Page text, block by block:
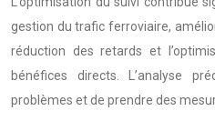
gestion du trafic ferroviaire,
réduction des retards et
bénéfices directs. L’analyse
problèmes et de prendre des